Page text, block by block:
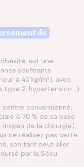
de
est une
souffrants
à 40 kg/m²), avec
type 2, hypertension…).
conventionné,
à 70 % de sa base
de la chirurgie).
ne réalisez pas cette
son tarif peut aller
par la Sécu.